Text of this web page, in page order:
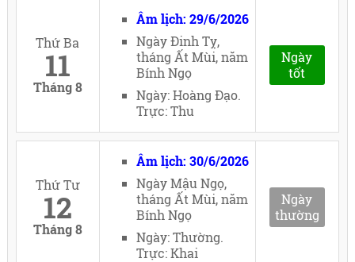
Thứ Ba
11
Tháng 8
Âm lịch: 29/6/2026
Ngày Đinh Tỵ,
tháng Ất Mùi, năm
Bính Ngọ
Ngày: Hoàng Đạo.
Trực: Thu
Ngày
tốt
Thứ Tư
12
Tháng 8
Âm lịch: 30/6/2026
Ngày Mậu Ngọ,
tháng Ất Mùi, năm
Bính Ngọ
Ngày: Thường.
Trực: Khai
Ngày
thường